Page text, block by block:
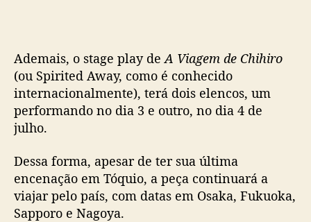
o
p
e
l
o
l
u
Ademais, o stage play deA Viagem de Chihiro
(ou Spirited Away, como é conhecido
internacionalmente), terá dois elencos, um
performando no dia 3 e outro, no dia 4 de
julho.
Dessa forma, apesar de ter sua última
encenação em Tóquio, a peça continuará a
viajar pelo país, com datas em Osaka, Fukuoka,
Sapporo e Nagoya.